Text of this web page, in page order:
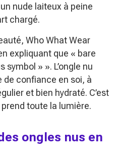
nude laiteux à peine
chargé.
Who What Wear
expliquant que « bare
symbol » ». L’ongle nu
de confiance en soi, à
et bien hydraté. C’est
prend toute la lumière.
ongles nus en